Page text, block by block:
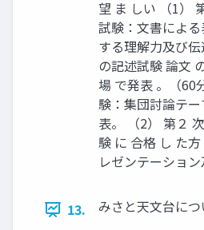
望 ま しい （1）
試験：文書によ
する理解力及び
の記述試験 論文
場 で発表 。（60
験：集団討論テ
表。 （2） 第２
験 に 合格 し た
レゼンテーショ
13. みさと天文台につ